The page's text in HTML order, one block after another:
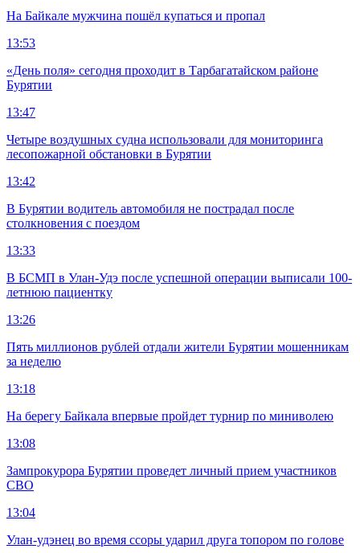
На Байкале мужчина пошёл купаться и пропал
13:53
«День поля» сегодня проходит в Тарбагатайском районе
Бурятии
13:47
Четыре воздушных судна использовали для мониторинга
лесопожарной обстановки в Бурятии
13:42
В Бурятии водитель автомобиля не пострадал после
столкновения с поездом
13:33
В БСМП в Улан-Удэ после успешной операции выписали 100-
летнюю пациентку
13:26
Пять миллионов рублей отдали жители Бурятии мошенникам
за неделю
13:18
На берегу Байкала впервые пройдет турнир по миниволею
13:08
Зампрокурора Бурятии проведет личный прием участников
СВО
13:04
Улан-удэнец во время ссоры ударил друга топором по голове